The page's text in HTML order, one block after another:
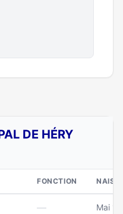
DE HÉRY
FONCTION
— Mai